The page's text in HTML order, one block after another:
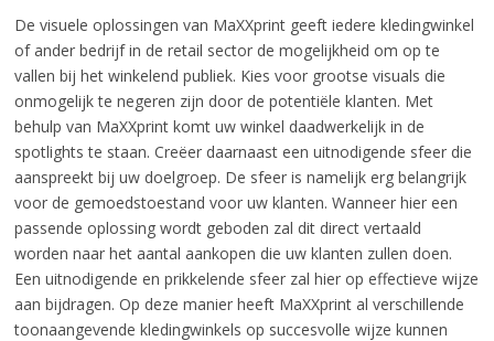
De visuele oplossingen van MaXXprint geeft iedere kledingwinkel
of ander bedrijf in de retail sector de mogelijkheid om op te
vallen bij het winkelend publiek. Kies voor grootse visuals die
onmogelijk te negeren zijn door de potentiële klanten. Met
behulp van MaXXprint komt uw winkel daadwerkelijk in de
spotlights te staan. Creëer daarnaast een uitnodigende sfeer die
aanspreekt bij uw doelgroep. De sfeer is namelijk erg belangrijk
voor de gemoedstoestand voor uw klanten. Wanneer hier een
passende oplossing wordt geboden zal dit direct vertaald
worden naar het aantal aankopen die uw klanten zullen doen.
Een uitnodigende en prikkelende sfeer zal hier op effectieve wijze
aan bijdragen. Op deze manier heeft MaXXprint al verschillende
toonaangevende kledingwinkels op succesvolle wijze kunnen